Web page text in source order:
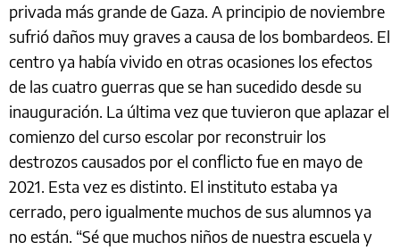
privada más grande de Gaza. A principio de noviembre
sufrió daños muy graves a causa de los bombardeos. El
centro ya había vivido en otras ocasiones los efectos
de las cuatro guerras que se han sucedido desde su
inauguración. La última vez que tuvieron que aplazar el
comienzo del curso escolar por reconstruir los
destrozos causados por el conflicto fue en mayo de
2021. Esta vez es distinto. El instituto estaba ya
cerrado, pero igualmente muchos de sus alumnos ya
no están. “Sé que muchos niños de nuestra escuela y